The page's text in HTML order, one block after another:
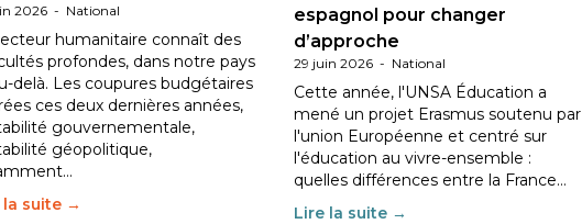
2026 - National
humanitaire connaît des
profondes, dans notre pays
delà. Les coupures budgétaires
ces deux dernières années,
gouvernementale,
géopolitique,
la suite →
espagnol pour changer
d’approche
29 juin 2026 - National
Cette année, l'UNSA Éducation a
mené un projet Erasmus soutenu par
l'union Européenne et centré sur
l'éducation au vivre-ensemble :
quelles différences entre la France…
Lire la suite →